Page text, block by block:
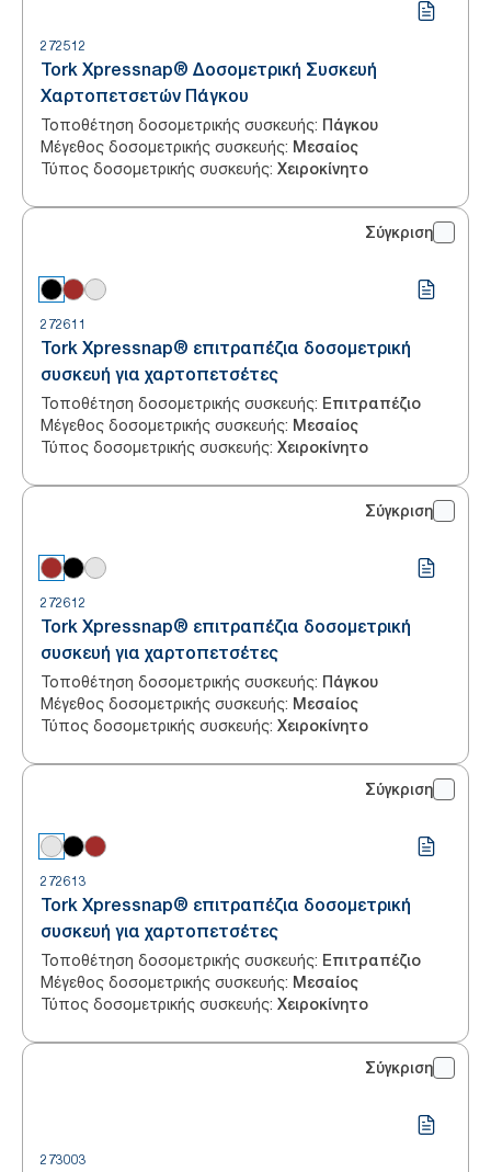
272512
Tork Xpressnap® Δοσομετρική Συσκευή
Χαρτοπετσετών Πάγκου
Τοποθέτηση δοσομετρικής συσκευής: Πάγκου
Μέγεθος δοσομετρικής συσκευής: Μεσαίος
Τύπος δοσομετρικής συσκευής: Χειροκίνητο
Σύγκριση
272611
Tork Xpressnap® επιτραπέζια δοσομετρική
συσκευή για χαρτοπετσέτες
Τοποθέτηση δοσομετρικής συσκευής: Επιτραπέζιο
Μέγεθος δοσομετρικής συσκευής: Μεσαίος
Τύπος δοσομετρικής συσκευής: Χειροκίνητο
Σύγκριση
272612
Tork Xpressnap® επιτραπέζια δοσομετρική
συσκευή για χαρτοπετσέτες
Τοποθέτηση δοσομετρικής συσκευής: Πάγκου
Μέγεθος δοσομετρικής συσκευής: Μεσαίος
Τύπος δοσομετρικής συσκευής: Χειροκίνητο
Σύγκριση
272613
Tork Xpressnap® επιτραπέζια δοσομετρική
συσκευή για χαρτοπετσέτες
Τοποθέτηση δοσομετρικής συσκευής: Επιτραπέζιο
Μέγεθος δοσομετρικής συσκευής: Μεσαίος
Τύπος δοσομετρικής συσκευής: Χειροκίνητο
Σύγκριση
273003